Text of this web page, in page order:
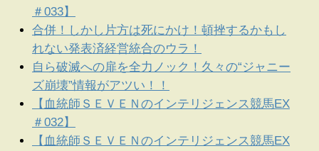
＃033】
合併！しかし片方は死にかけ！頓挫するかもし
れない発表済経営統合のウラ！
自ら破滅への扉を全力ノック！久々の“ジャニー
ズ崩壊”情報がアツい！！
【血統師ＳＥＶＥＮのインテリジェンス競馬EX
＃032】
【血統師ＳＥＶＥＮのインテリジェンス競馬EX